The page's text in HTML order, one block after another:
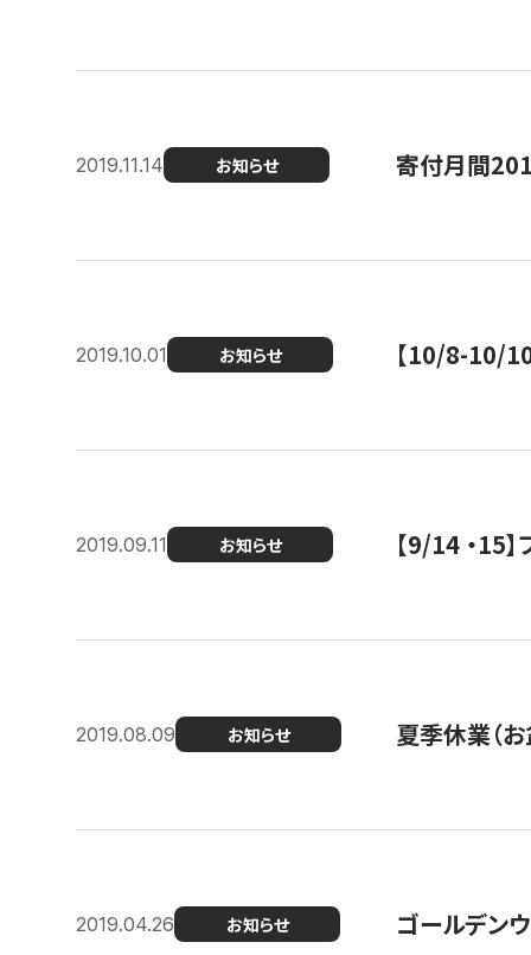
2019.11.14 お知らせ 寄付月間
2019.10.01 お知らせ 【10/8-10/
2019.09.11 お知らせ 【9/14 ・15
2019.08.09 お知らせ 夏季休業（
2019.04.26 お知らせ ゴールデン